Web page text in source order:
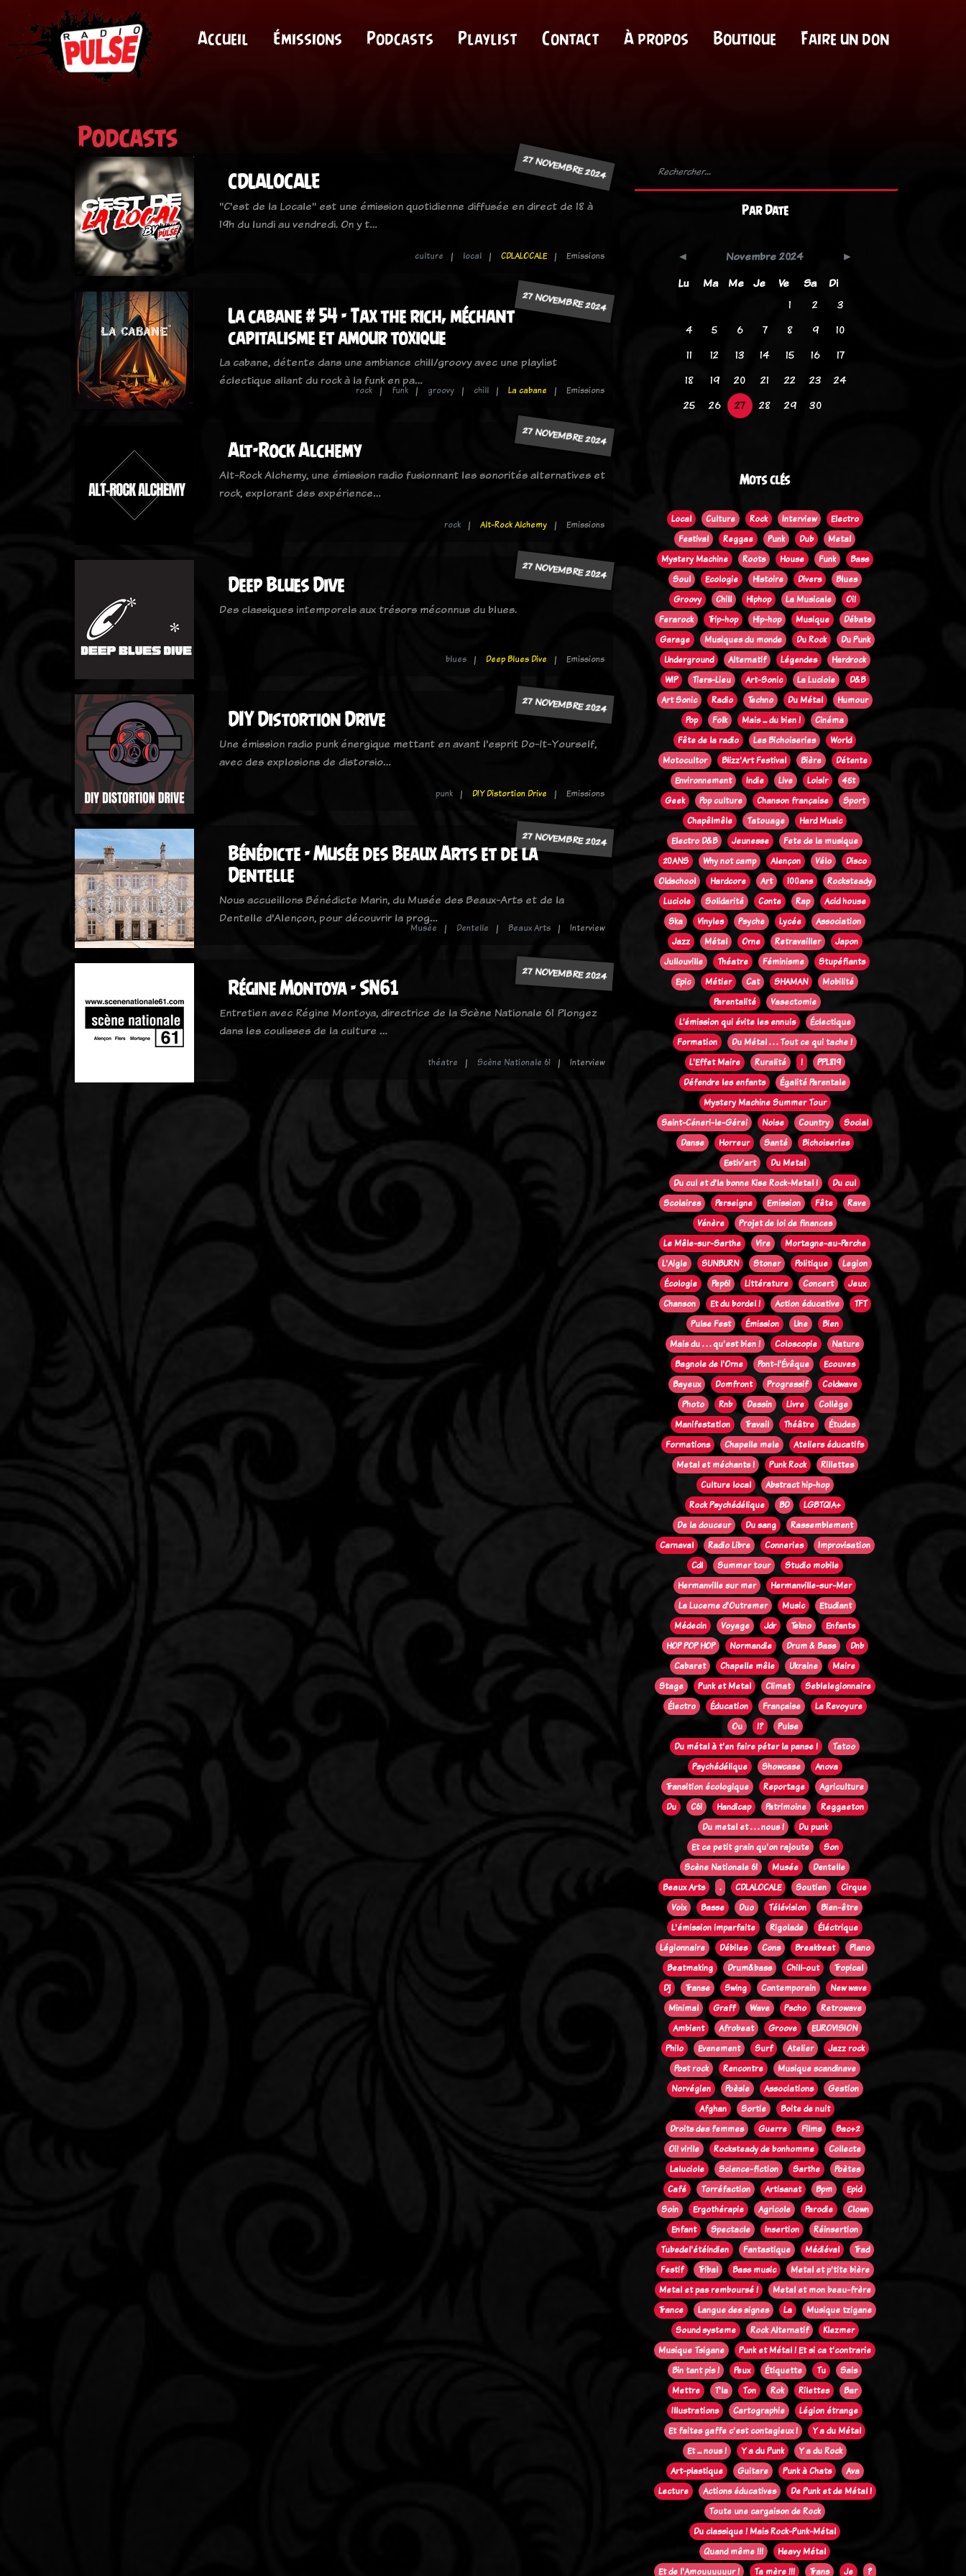
Accueil Émissions Podcasts Playlist Contact À propos Boutique Faire un don
Podcasts
27 NOVEMBRE 2024
CDLALOCALE
"C'est de la Locale" est une émission quotidienne diffusée en direct de 18 à
19h du lundi au vendredi. On y t…
culture local CDLALOCALE Emissions
27 NOVEMBRE 2024
La cabane # 54 - Tax the rich, méchant
capitalisme et amour toxique
La cabane, détente dans une ambiance chill/groovy avec une playlist
éclectique allant du rock à la funk en pa…
rock funk groovy chill La cabane Emissions
27 NOVEMBRE 2024
Alt-Rock Alchemy
Alt-Rock Alchemy, une émission radio fusionnant les sonorités alternatives et
rock, explorant des expérience…
rock Alt-Rock Alchemy Emissions
27 NOVEMBRE 2024
Deep Blues Dive
Des classiques intemporels aux trésors méconnus du blues.
blues Deep Blues Dive Emissions
27 NOVEMBRE 2024
DIY Distortion Drive
Une émission radio punk énergique mettant en avant l'esprit Do-It-Yourself,
avec des explosions de distorsio…
punk DIY Distortion Drive Emissions
27 NOVEMBRE 2024
Bénédicte - Musée des Beaux Arts et de la
Dentelle
Nous accueillons Bénédicte Marin, du Musée des Beaux-Arts et de la
Dentelle d'Alençon, pour découvrir la prog…
Musée Dentelle Beaux Arts Interview
27 NOVEMBRE 2024
Régine Montoya - SN61
Entretien avec Régine Montoya, directrice de la Scène Nationale 61 Plongez
dans les coulisses de la culture …
théatre Scène Nationale 61 Interview
Par Date
Novembre 2024
Lu
Ma Me Je Ve Sa
Di
1
2
3
4
5 6 7 8 9
10
11
12 13 14 15 16
17
18
19 20 21 22 23
24
25
26 27 28 29 30
Mots clés
Local Culture Rock Interview
Electro
Festival
Reggae Punk Dub
Metal
Mystery Machine
Roots House Funk
Bass
Soul
Ecologie Histoire Divers
Blues
Groovy
Chill Hiphop La Musicale
Oi!
Ferarock
Trip-hop Hip-hop Musique
Débats
Garage
Musiques du monde Du Rock
Du Punk
Underground
Alternatif Légendes
Hardrock
WIP
Tiers-Lieu Art-Sonic La Luciole
D&B
Art Sonic
Radio Techno Du Métal
Humour
Pop
Folk Mais ... du bien !
Cinéma
Fête de la radio
Les Bichoiseries
World
Motocultor
Blizz'Art Festival Bière
Détente
Environnement
Indie Live Loisir
45t
Geek
Pop culture Chanson française
Sport
Chapêlmêle
Tatouage
Hard Music
Electro D&B
Jeunesse
Fete de la musique
20ANS
Why not camp Alençon Vélo
Disco
Oldschool
Hardcore Art 100ans
Rocksteady
Luciole
Solidarité Conte Rap
Acid house
Ska
Vinyles Psyche Lycée
Association
Jazz
Métal Orne Retravailler
Japon
Jullouville
Théatre Féminisme
Stupéfiants
Epic
Métier Cat SHAMAN
Mobilité
Parentalité
Vasectomie
L’émission qui évite les ennuis
Éclectique
Formation
Du Métal . . . Tout ce qui tache !
L'Effet Maire
Ruralité !
PPL819
Défendre les enfants
Égalité Parentale
Mystery Machine Summer Tour
Saint-Céneri-le-Gérei
Noise Country
Social
Danse
Horreur Santé
Bichoiseries
Estiv'art
Du Metal
Du cul et d'la bonne Kise Rock-Metal !
Du cul
Scolaires
Perseigne Emission Fête
Rave
Vénère
Projet de loi de finances
Le Mêle-sur-Sarthe
Vire
Mortagne-au-Perche
L'Aigle
SUNBURN Stoner Politique
Legion
Écologie
Pep61 Littérature Concert
Jeux
Chanson
Et du bordel ! Action éducative
TFT
Pulse Fest
Émission Une
Bien
Mais du . . . qu'est bien !
Coloscopie
Nature
Bagnole de l'Orne
Pont-l'Évêque
Ecouves
Bayeux
Domfront Progressif
Coldwave
Photo
Rnb Dessin Livre
Collège
Manifestation
Travail Théâtre
Études
Formations
Chapelle mele
Ateliers éducatifs
Metal et méchants !
Punk Rock
Rillettes
Culture local
Abstract hip-hop
Rock Psychédélique
BD
LGBTQIA+
De la douceur
Du sang
Rassemblement
Carnaval
Radio Libre Conneries
Improvisation
Cdl
Summer tour
Studio mobile
Hermanville sur mer
Hermanville-sur-Mer
La Lucerne d'Outremer
Music
Etudiant
Médecin
Voyage Jdr Tekno
Enfants
HOP POP HOP
Normandie Drum & Bass
Dnb
Cabaret
Chapelle mêle Ukraine
Maire
Stage
Punk et Metal Climat
Seblelegionnaire
Électro
Éducation Française
La Revoyure
Ou
!?
Pulse
Du métal à t'en faire péter la panse !
Tatoo
Psychédélique
Showcase
Anova
Transition écologique
Reportage
Agriculture
Du
C61 Handicap Patrimoine
Reggaeton
Du metal et . . . nous !
Du punk
Et ce petit grain qu'on rajoute
Son
Scène Nationale 61
Musée
Dentelle
Beaux Arts
. CDLALOCALE Soutien
Cirque
Voix
Basse Duo Télévision
Bien-être
L'émission imparfaite
Rigolade
Éléctrique
Légionnaire
Débiles Cons Breakbeat
Piano
Beatmaking
Drum&bass Chill-out
Tropical
Dj
Transe Swing Contemporain
New wave
Minimal
Graff Wave Pscho
Retrowave
Ambient
Afrobeat Groove
EUROVISION
Philo
Evenement Surf Atelier
Jazz rock
Post rock
Rencontre
Musique scandinave
Norvégien
Poèsie Associations
Gestion
Afghan
Sortie
Boite de nuit
Droits des femmes
Guerre Films
Bac+2
Oi! virile
Rocksteady de bonhomme
Collecte
Laluciole
Science-fiction Sarthe
Poètes
Café
Torréfaction Artisanat Bpm
Epid
Soin
Ergothérapie Agricole Parodie
Clown
Enfant
Spectacle Insertion
Réinsertion
Tubedel'étéindien
Fantastique Médiéval
Trad
Festif
Tribal Bass music
Metal et p'tite bière
Metal et pas remboursé !
Metal et mon beau-frère
Trance
Langue des signes La
Musique tzigane
Sound systeme
Rock Alternatif
Klezmer
Musique Tsigane
Punk et Métal ! Et si ca t'contrarie
Bin tant pis !
Peux Étiquette Tu
Sais
Mettre
T'la Ton Rok Rilettes
Bar
Illustrations
Cartographie
Légion étrange
Et faites gaffe c'est contagieux !
Y a du Métal
Et ... nous !
Y a du Punk
Y a du Rock
Art-plastique
Guitare Punk à Chats
Ava
Lecture
Actions éducatives
De Punk et de Métal !
Toute une cargaison de Rock
Du classique ! Mais Rock-Punk-Métal
Quand même !!!
Heavy Métal
Et de l'Amouuuuuur !
Ta mère !!! Trans Je ?